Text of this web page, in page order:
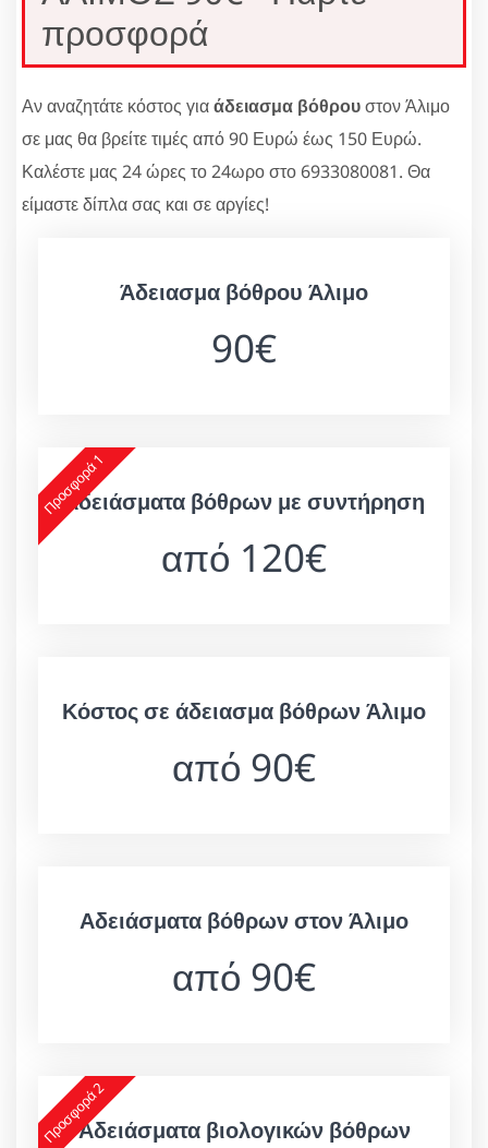
προσφορά
Αν αναζητάτε κόστος γιαάδειασμα βόθρουστον Άλιμο
σε μας θα βρείτε τιμές από 90 Ευρώ έως 150 Ευρώ.
Καλέστε μας 24 ώρες το 24ωρο στο 6933080081. Θα
είμαστε δίπλα σας και σε αργίες!
Άδειασμα βόθρου Άλιμο
90€
Προσφορά 1
Αδειάσματα βόθρων με συντήρηση
από 120€
Κόστος σε άδειασμα βόθρων Άλιμο
από 90€
Αδειάσματα βόθρων στον Άλιμο
από 90€
Προσφορά 2Αδειάσματα βιολογικών βόθρων